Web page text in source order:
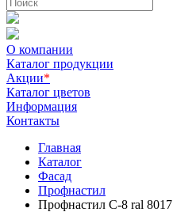
О компании
Каталог продукции
Акции*
Каталог цветов
Информация
Контакты
Главная
Каталог
Фасад
Профнастил
Профнастил С-8 ral 8017